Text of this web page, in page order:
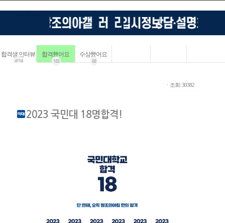
합격생 인터뷰
4114
합격했어요
183
수상했어요
68
ㆍ조회: 30382
2023 국민대 18명합격!